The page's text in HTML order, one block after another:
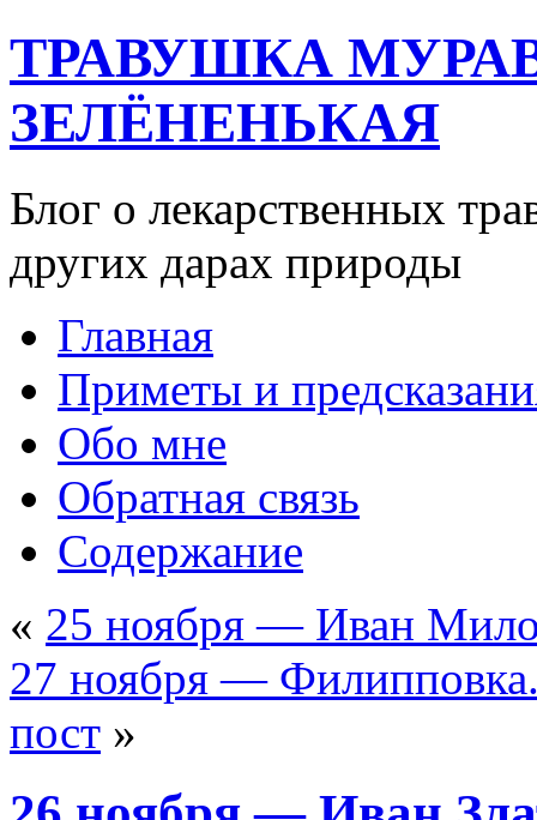
ТРАВУШКА
ЗЕЛЁНЕНЬКАЯ
Блог о лекарственных
других дарах природы
Главная
Приметы и
Обо мне
Обратная связь
Содержание
« 25 ноября — Иван
27 ноября — Филипповка.
пост »